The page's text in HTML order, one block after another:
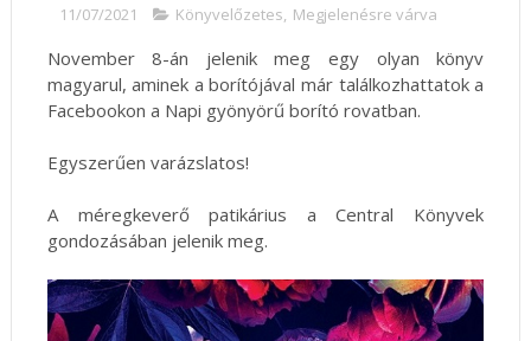
11/07/2021 Könyvelőzetes, Megjelenésre várva
November 8-án jelenik meg egy olyan könyv
magyarul, aminek a borítójával már találkozhattatok a
Facebookon a Napi gyönyörű borító rovatban.
Egyszerűen varázslatos!
A méregkeverő patikárius a Central Könyvek
gondozásában jelenik meg.